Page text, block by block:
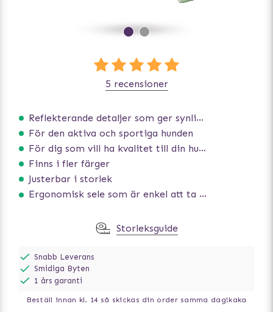
Reflekterande detaljer som ger synlighet i svagt ljus
För den aktiva och sportiga hunden
För dig som vill ha kvalitet till din hund!
Finns i fler färger
Justerbar i storlek
Ergonomisk sele som är enkel att ta på och av
5 recensioner
Storleksguide
Snabb Leverans
Smidiga Byten
1 års garanti
Beställ innan kl. 14 så skickas din order samma dag!kaka